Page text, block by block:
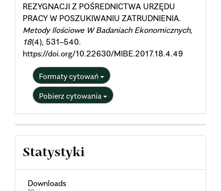
REZYGNACJI Z POŚREDNICTWA URZĘDU
PRACY W POSZUKIWANIU ZATRUDNIENIA.
Metody Ilościowe W Badaniach Ekonomicznych,
18(4), 531–540.
https://doi.org/10.22630/MIBE.2017.18.4.49
Formaty cytowań
Pobierz cytowania
Statystyki
Downloads